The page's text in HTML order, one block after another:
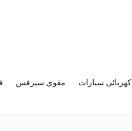
كهربائي سيارات مقوي سيرفس